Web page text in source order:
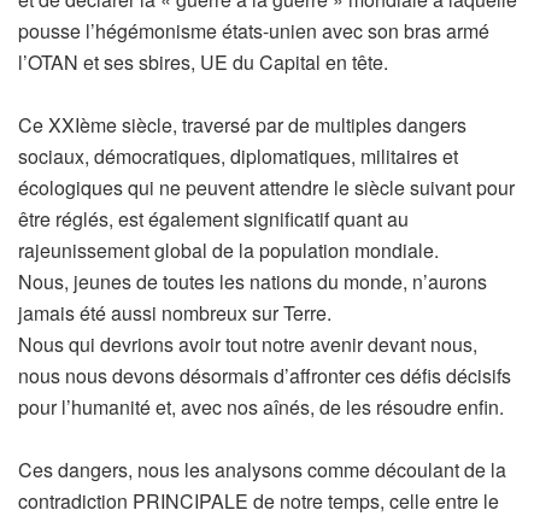
pousse l’hégémonisme états-unien avec son bras armé
l’OTAN et ses sbires, UE du Capital en tête.
Ce XXIème siècle, traversé par de multiples dangers
sociaux, démocratiques, diplomatiques, militaires et
écologiques qui ne peuvent attendre le siècle suivant pour
être réglés, est également significatif quant au
rajeunissement global de la population mondiale.
Nous, jeunes de toutes les nations du monde, n’aurons
jamais été aussi nombreux sur Terre.
Nous qui devrions avoir tout notre avenir devant nous,
nous nous devons désormais d’affronter ces défis décisifs
pour l’humanité et, avec nos aînés, de les résoudre enfin.
Ces dangers, nous les analysons comme découlant de la
contradiction PRINCIPALE de notre temps, celle entre le